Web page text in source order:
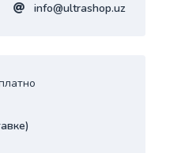
info@ultrashop.uz